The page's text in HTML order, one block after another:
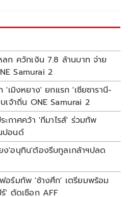
ก ควักเงิน 7.8 ล้านบาท จ่าย
Samurai 2
'เมิงหยาง' ยกแรก 'เซียซารานี-
เจ้าถิ่น ONE Samurai 2
ะกาศคว้า 'กีมาไรส์' ร่วมทัพ
ปอนด์
ง'อนุทิน'ต้องรีบทูลเกล้าฯปลด
อร์มทัพ 'ช้างศึก' เตรียมพร้อม
' ตัดเชือก AFF